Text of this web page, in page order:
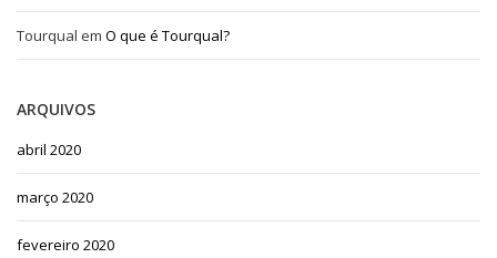
Tourqual em O que é Tourqual?
ARQUIVOS
abril 2020
março 2020
fevereiro 2020